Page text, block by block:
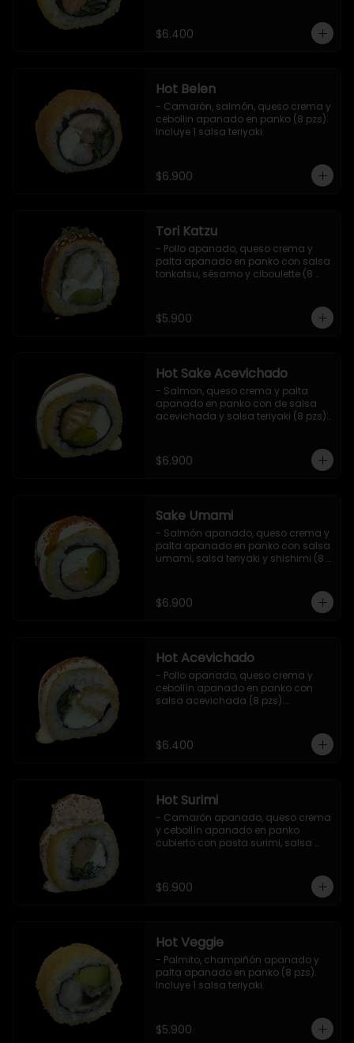
$6.400
Hot Belen
- Camarón, salmón, queso crema y
cebollin apanado en panko (8 pzs).
Incluye 1 salsa teriyaki.
$6.900
Tori Katzu
- Pollo apanado, queso crema y
palta apanado en panko con salsa
tonkatsu, sésamo y ciboulette (8
$5.900
Hot Sake Acevichado
- Salmon, queso crema y palta
apanado en panko con de salsa
acevichada y salsa teriyaki (8 pzs).
$6.900
Sake Umami
- Salmón apanado, queso crema y
palta apanado en panko con salsa
umami, salsa teriyaki y shishimi (8
$6.900
Hot Acevichado
- Pollo apanado, queso crema y
cebollín apanado en panko con
salsa acevichada (8 pzs).
$6.400
Hot Surimi
- Camarón apanado, queso crema
y cebollín apanado en panko
cubierto con pasta surimi, salsa
$6.900
Hot Veggie
- Palmito, champiñón apanado y
palta apanado en panko (8 pzs).
Incluye 1 salsa teriyaki.
$5.900